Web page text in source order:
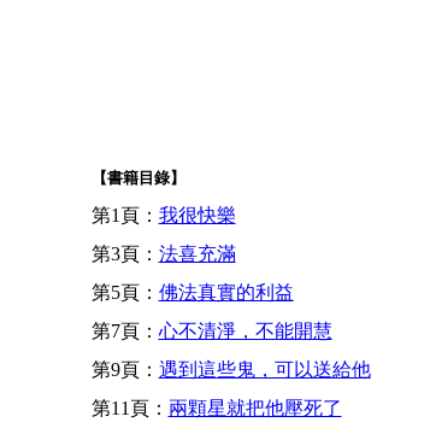
【書籍目錄】
第1頁： 我很快樂
第3頁： 法喜充滿
第5頁： 佛法真實的利益
第7頁： 心不清淨，不能開慧
第9頁： 遇到這些鬼，可以送給他
第11頁： 兩顆星就把他壓死了